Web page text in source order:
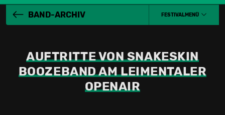
BAND-ARCHIV FESTIVALMENÜ
AUFTRITTE VON SNAKESKIN
BOOZEBAND AM LEIMENTALER
OPENAIR